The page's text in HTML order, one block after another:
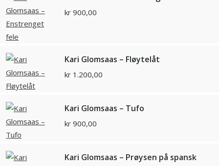
kr 900,00
Kari Glomsaas – Fløytelåt
kr 1.200,00
Kari Glomsaas – Tufo
kr 900,00
Kari Glomsaas – Prøysen på spansk